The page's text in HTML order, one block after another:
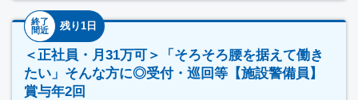
終了
間近
残り1日
＜正社員・月31万可＞「そろそろ腰を据えて働き
たい」そんな方に◎受付・巡回等【施設警備員】
賞与年2回